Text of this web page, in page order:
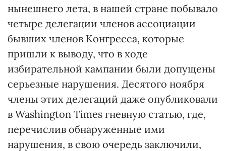
нынешнего лета, в нашей стране побывало
четыре делегации членов ассоциации
бывших членов Конгресса, которые
пришли к выводу, что в ходе
избирательной кампании были допущены
серьезные нарушения. Десятого ноября
члены этих делегаций даже опубликовали
в Washington Times гневную статью, где,
перечислив обнаруженные ими
нарушения, в свою очередь заключили,